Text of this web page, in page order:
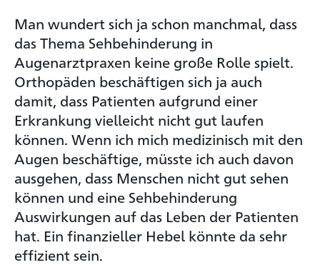
Man wundert sich ja schon manchmal, dass
das Thema Sehbehinderung in
Augenarztpraxen keine große Rolle spielt.
Orthopäden beschäftigen sich ja auch
damit, dass Patienten aufgrund einer
Erkrankung vielleicht nicht gut laufen
können. Wenn ich mich medizinisch mit den
Augen beschäftige, müsste ich auch davon
ausgehen, dass Menschen nicht gut sehen
können und eine Sehbehinderung
Auswirkungen auf das Leben der Patienten
hat. Ein finanzieller Hebel könnte da sehr
effizient sein.